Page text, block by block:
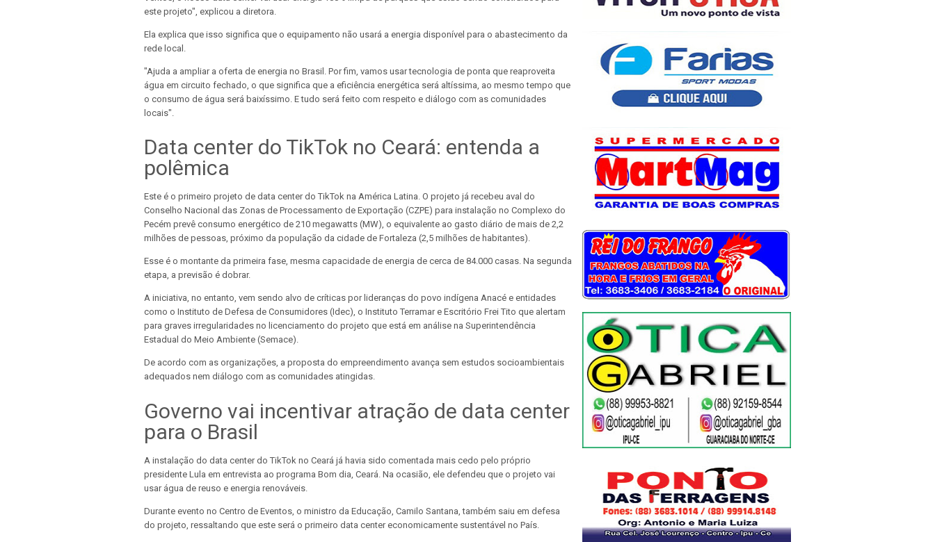
este projeto", explicou a diretora.
Ela explica que isso significa que o equipamento não usará a energia disponível para o abastecimento da
rede local.
"Ajuda a ampliar a oferta de energia no Brasil. Por fim, vamos usar tecnologia de ponta que reaproveita
água em circuito fechado, o que significa que a eficiência energética será altíssima, ao mesmo tempo que
o consumo de água será baixíssimo. E tudo será feito com respeito e diálogo com as comunidades
locais".
Data center do TikTok no Ceará: entenda a
polêmica
Este é o primeiro projeto de data center do TikTok na América Latina. O projeto já recebeu aval do
Conselho Nacional das Zonas de Processamento de Exportação (CZPE) para instalação no Complexo do
Pecém prevê consumo energético de 210 megawatts (MW), o equivalente ao gasto diário de mais de 2,2
milhões de pessoas, próximo da população da cidade de Fortaleza (2,5 milhões de habitantes).
Esse é o montante da primeira fase, mesma capacidade de energia de cerca de 84.000 casas. Na segunda
etapa, a previsão é dobrar.
A iniciativa, no entanto, vem sendo alvo de críticas por lideranças do povo indígena Anacé e entidades
como o Instituto de Defesa de Consumidores (Idec), o Instituto Terramar e Escritório Frei Tito que alertam
para graves irregularidades no licenciamento do projeto que está em análise na Superintendência
Estadual do Meio Ambiente (Semace).
De acordo com as organizações, a proposta do empreendimento avança sem estudos socioambientais
adequados nem diálogo com as comunidades atingidas.
Governo vai incentivar atração de data center
para o Brasil
A instalação do data center do TikTok no Ceará já havia sido comentada mais cedo pelo próprio
presidente Lula em entrevista ao programa Bom dia, Ceará. Na ocasião, ele defendeu que o projeto vai
usar água de reuso e energia renováveis.
Durante evento no Centro de Eventos, o ministro da Educação, Camilo Santana, também saiu em defesa
do projeto, ressaltando que este será o primeiro data center economicamente sustentável no País.